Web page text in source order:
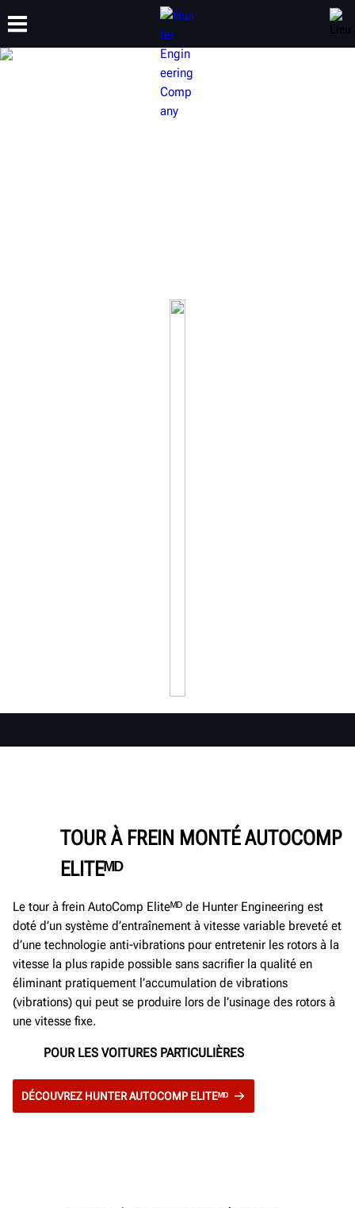
FORMATION
TOUR À FREIN MONTÉ AUTOCOMP
ELITEᴹᴰ
Le tour à frein AutoComp Eliteᴹᴰ de Hunter Engineering est
doté d’un système d’entraînement à vitesse variable breveté et
d’une technologie anti-vibrations pour entretenir les rotors à la
vitesse la plus rapide possible sans sacrifier la qualité en
éliminant pratiquement l’accumulation de vibrations
(vibrations) qui peut se produire lors de l’usinage des rotors à
une vitesse fixe.
POUR LES VOITURES PARTICULIÈRES
DÉCOUVREZ HUNTER AUTOCOMP ELITEᴹᴰ